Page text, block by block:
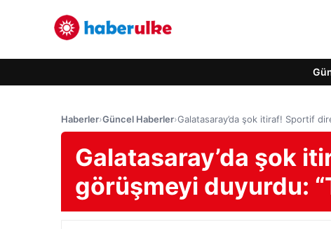
Haberler›Güncel Haberler›Galatasaray’da şok itiraf! Sportif
Galatasaray’da şok
görüşmeyi duyurdu: